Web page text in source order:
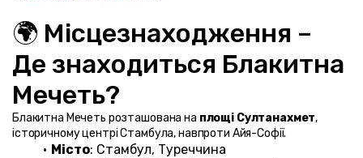
🌍 Місцезнаходження –
Де знаходиться Блакитна
Мечеть?
Блакитна Мечеть розташована на площі Султанахмет,
історичному центрі Стамбула, навпроти Айя-Софії.
Місто: Стамбул, Туреччина